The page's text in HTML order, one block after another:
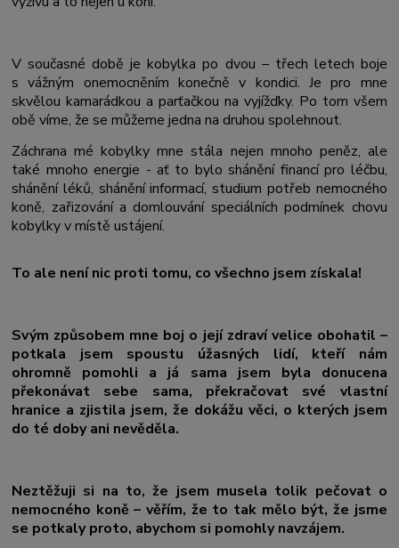
V současné době je kobylka po dvou – třech letech boje
s vážným onemocněním konečně v kondici. Je pro mne
skvělou kamarádkou a parťačkou na vyjížďky. Po tom všem
obě víme, že se můžeme jedna na druhou spolehnout.
Záchrana mé kobylky mne stála nejen mnoho peněz, ale
také mnoho energie - ať to bylo shánění financí pro léčbu,
shánění léků, shánění informací, studium potřeb nemocného
koně, zařizování a domlouvání speciálních podmínek chovu
kobylky v místě ustájení.
To ale není nic proti tomu, co všechno jsem získala!
Svým způsobem mne boj o její zdraví velice obohatil –
potkala jsem spoustu úžasných lidí, kteří nám
ohromně pomohli a já sama jsem byla donucena
překonávat sebe sama, překračovat své vlastní
hranice a zjistila jsem, že dokážu věci, o kterých jsem
do té doby ani nevěděla.
Neztěžuji si na to, že jsem musela tolik pečovat o
nemocného koně – věřím, že to tak mělo být, že jsme
se potkaly proto, abychom si pomohly navzájem.